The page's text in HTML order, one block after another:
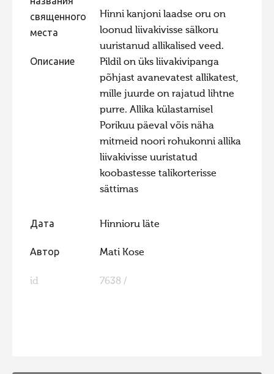
Фотоконкурс 2019
Фотоконкурс 2017
Фотоконкурс 2016
Фотоконкурс 2015
Фотоконкурс 2014
Фотоконкурс 2013
Фотоконкурс 2010
священного
места
Описание
Hinni kanjoni laadse oru on
loonud liivakivisse sälkoru
uuristanud allikalised veed.
Pildil on üks liivakivipanga
põhjast avanevatest allikatest,
mille juurde on rajatud lihtne
purre. Allika külastamisel
Porikuu päeval võis näha
mitmeid noori rohukonni allika
liivakivisse uuristatud
koobastesse talikorterisse
sättimas
Дата Hinnioru läte
Автор Mati Kose
id 7638 /